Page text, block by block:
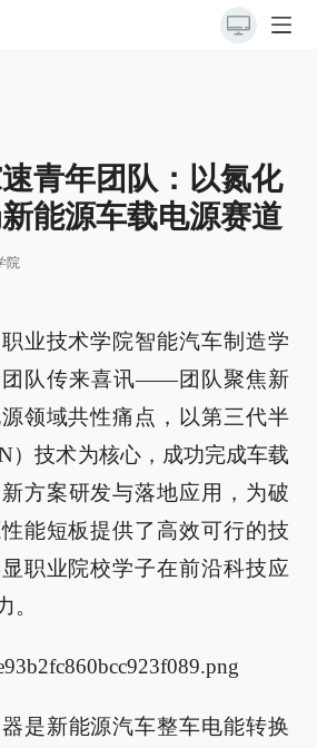
青年团队：以氮化
能源车载电源赛道
院
业技术学院智能汽车制造学
团队传来喜讯——团队聚焦新
领域共性痛点，以第三代半
）技术为核心，成功完成车载
方案研发与落地应用，为破
能短板提供了高效可行的技
职业院校学子在前沿科技应
。
是新能源汽车整车电能转换